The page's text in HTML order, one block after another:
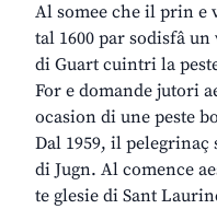
Al somee che il prin e
tal 1600 par sodisfâ
di Guart cuintri la
For e domande jutori
ocasion di une peste
Dal 1959, il
di Jugn. Al comence
te glesie di Sant